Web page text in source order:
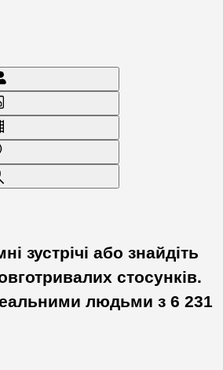
зустрічі або знайдіть
стосунків.
людьми з 6 231